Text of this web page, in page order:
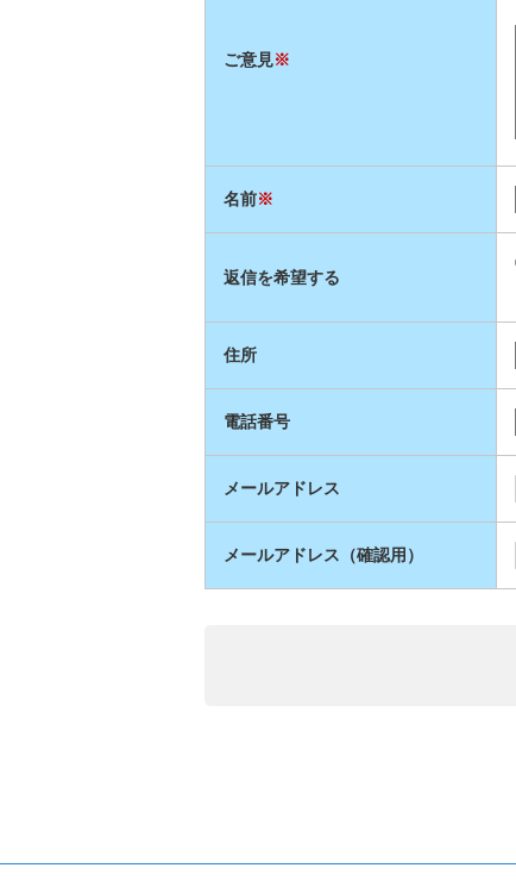
ご意見※
名前※
返信を希望する
住所
電話番号
メールアドレス
メールアドレス（確認用）